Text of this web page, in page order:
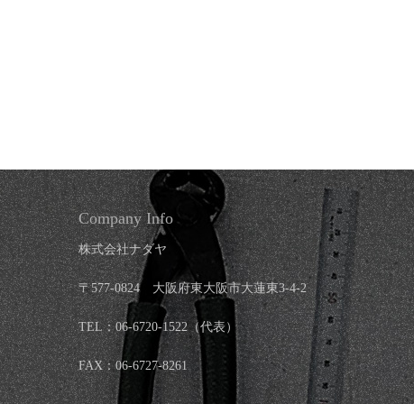
Company Info
株式会社ナダヤ
〒577-0824 大阪府東大阪市大蓮東3-4-2
TEL：06-6720-1522（代表）
FAX：06-6727-8261